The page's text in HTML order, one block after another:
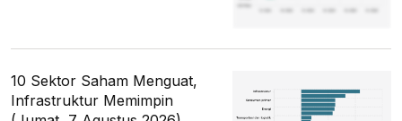
10 Sektor Saham Menguat,
Infrastruktur Memimpin